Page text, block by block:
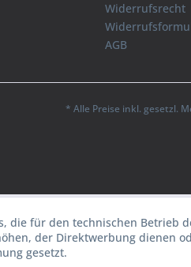
Widerrufsrecht
AGB
* Alle Preise inkl. gesetzl.
die für den technischen
der Direktwerbung dienen
gesetzt.